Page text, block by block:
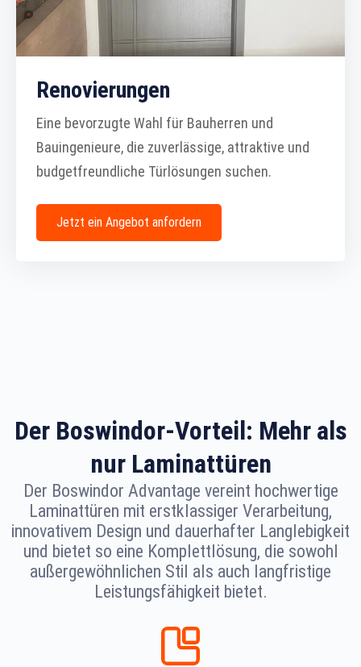
Renovierungen
Eine bevorzugte Wahl für Bauherren und
Bauingenieure, die zuverlässige, attraktive und
budgetfreundliche Türlösungen suchen.
Jetzt ein Angebot anfordern
Der Boswindor-Vorteil: Mehr als
nur Laminattüren
Der Boswindor Advantage vereint hochwertige
Laminattüren mit erstklassiger Verarbeitung,
innovativem Design und dauerhafter Langlebigkeit
und bietet so eine Komplettlösung, die sowohl
außergewöhnlichen Stil als auch langfristige
Leistungsfähigkeit bietet.